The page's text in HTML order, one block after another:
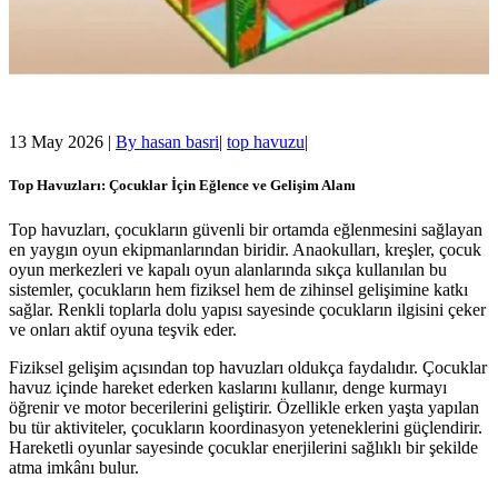
13 May 2026 | By hasan basri| top havuzu|
Top Havuzları: Çocuklar İçin Eğlence ve Gelişim Alanı
Top havuzları, çocukların güvenli bir ortamda eğlenmesini sağlayan
en yaygın oyun ekipmanlarından biridir. Anaokulları, kreşler, çocuk
oyun merkezleri ve kapalı oyun alanlarında sıkça kullanılan bu
sistemler, çocukların hem fiziksel hem de zihinsel gelişimine katkı
sağlar. Renkli toplarla dolu yapısı sayesinde çocukların ilgisini çeker
ve onları aktif oyuna teşvik eder.
Fiziksel gelişim açısından top havuzları oldukça faydalıdır. Çocuklar
havuz içinde hareket ederken kaslarını kullanır, denge kurmayı
öğrenir ve motor becerilerini geliştirir. Özellikle erken yaşta yapılan
bu tür aktiviteler, çocukların koordinasyon yeteneklerini güçlendirir.
Hareketli oyunlar sayesinde çocuklar enerjilerini sağlıklı bir şekilde
atma imkânı bulur.